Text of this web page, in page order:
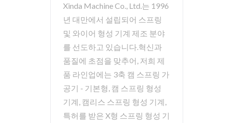
Xinda Machine Co., Ltd.는 1996
년 대만에서 설립되어 스프링
및 와이어 형성 기계 제조 분야
를 선도하고 있습니다.혁신과
품질에 초점을 맞추어, 저희 제
품 라인업에는 3축 캠 스프링 가
공기 - 기본형, 캠 스프링 형성
기계, 캠리스 스프링 형성 기계,
특허를 받은 X형 스프링 형성 기